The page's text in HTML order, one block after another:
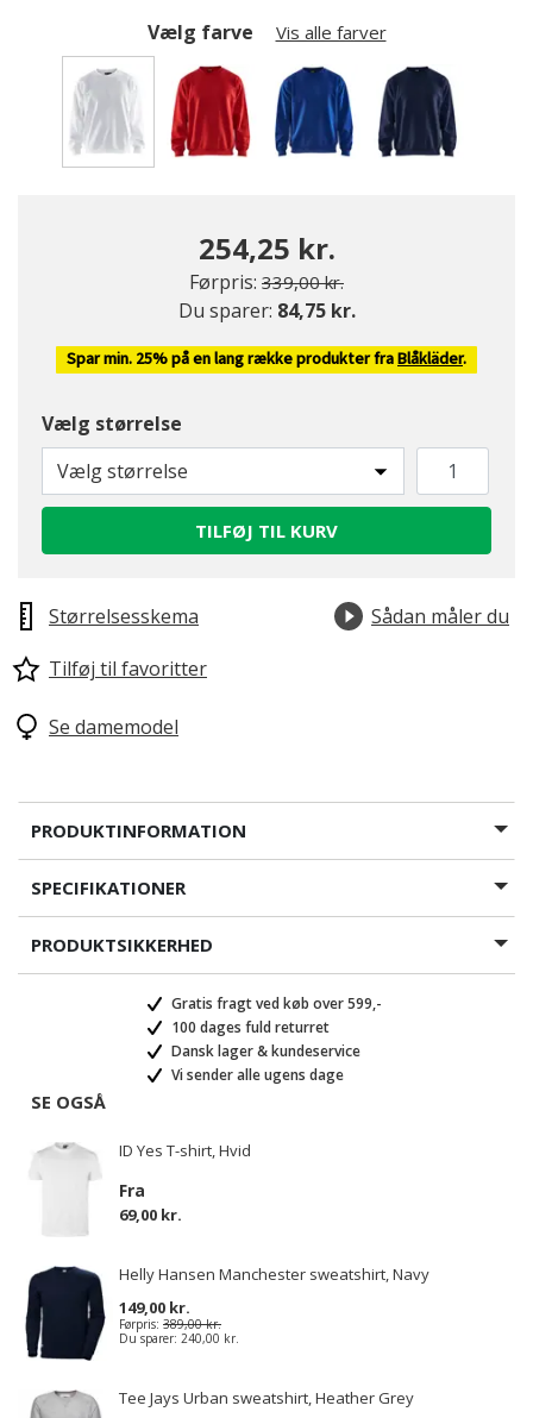
Vælg farve Vis alle farver
254,25 kr.
Førpris: Pris nedsat fra
339,00 kr.til
Du sparer: 84,75 kr.
Spar min. 25% på en lang række produkter fraBlåkläder.
Vælg størrelse
Vælg størrelse
TILFØJ TIL KURV
Størrelsesskema
Sådan måler du
Tilføj til favoritter
Se damemodel
PRODUKTINFORMATION
SPECIFIKATIONER
PRODUKTSIKKERHED
Gratis fragt ved køb over 599,-
100 dages fuld returret
Dansk lager & kundeservice
Vi sender alle ugens dage
SE OGSÅ
ID Yes T-shirt, Hvid
Fra
69,00 kr.
Helly Hansen Manchester sweatshirt, Navy
149,00 kr.
Førpris: 389,00 kr.
Du sparer: 240,00 kr.
Tee Jays Urban sweatshirt, Heather Grey